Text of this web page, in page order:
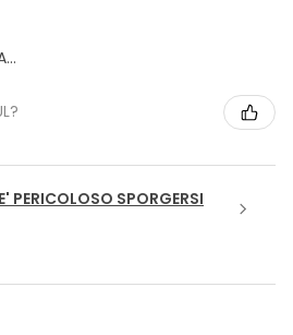
QUARTUCCIU, CAGLIARI
PERICOLOSO SPORGERSI